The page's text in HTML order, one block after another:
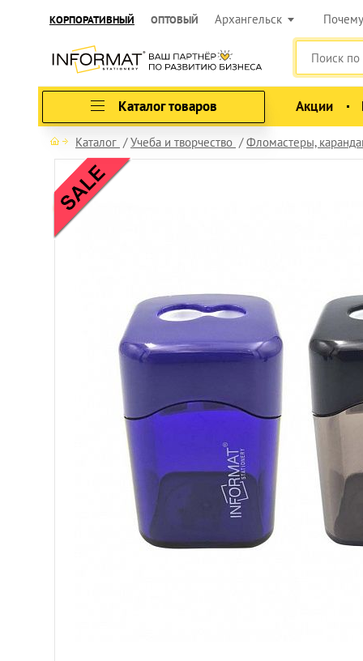
КОРПОРАТИВНЫЙ ОПТОВЫЙ Архангельск
Каталог товаров Акции
Каталог Учеба и творчество Фломастеры,